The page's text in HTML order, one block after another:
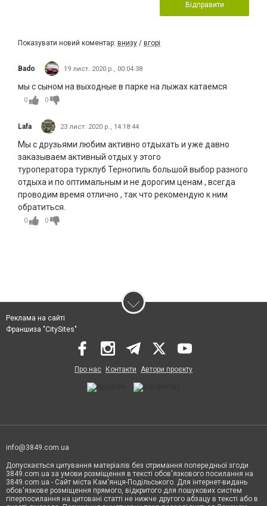
Відправити
Показувати новий коментар: внизу / вгорі
Bado 19 лист. 2020 р., 00:04:38
мы с сыном на выходные в парке на лыжах катаемся
0 0
Lafa 23 лист. 2020 р., 14:18:44
Мы с друзьями любим активно отдыхать и уже давно
заказываем активный отдых у этого
туроператора турклуб Тернопиль большой выбор разного
отдыха и по оптимальным и не дорогим ценам , всегда
проводим время отлично , так что рекомендую к ним
обратиться.
0 0
Реклама на сайті
Франшиза "CitySites"
Про нас Контакти Автори проєкту
info@3849.com.ua
Допускається цитування матеріалів без отримання попередньої згоди
3849.com.ua за умови розміщення в тексті обов'язкового посилання на
3849.com.ua - Сайт міста Кам'янця-Подільського. Для інтернет-видань
обов'язкове розміщення прямого, відкритого для пошукових систем
гіперпосилання на цитовані статті не нижче другого абзацу в тексті або в